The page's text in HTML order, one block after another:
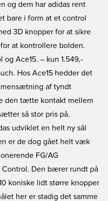
og dem har adidas rent
bare i form at et control
3D knopper for at sikre
at kontrollere bolden.
og Ace15. – kun 1.549,-
Hos Ace15 hedder det
af tyndt
den tætte kontakt mellem
så stor pris på.
udviklet en helt ny sål
er de dog gået helt væk
FG/AG
Control. Den bærer rundt på
koniske lidt større knopper
her er stadig det samme